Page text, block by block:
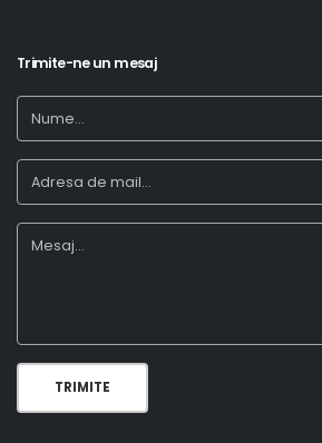
Trimite-ne un mesaj
TRIMITE